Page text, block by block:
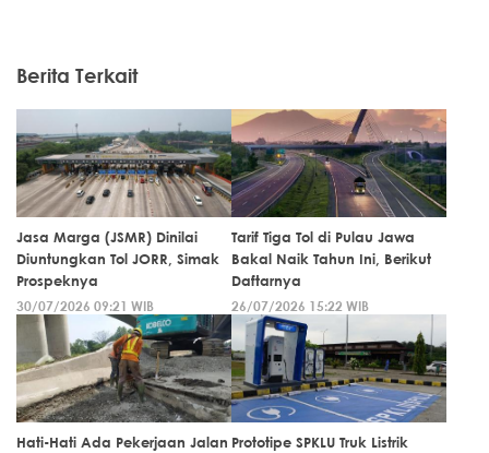
Berita Terkait
Jasa Marga (JSMR) Dinilai
Diuntungkan Tol JORR, Simak
Prospeknya
30/07/2026 09:21 WIB
Tarif Tiga Tol di Pulau Jawa
Bakal Naik Tahun Ini, Berikut
Daftarnya
26/07/2026 15:22 WIB
Hati-Hati Ada Pekerjaan Jalan Prototipe SPKLU Truk Listrik